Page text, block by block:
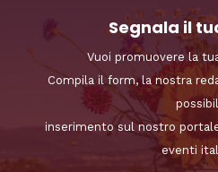
Segnala il
Vuoi promuovere la
Compila il form, la nostra
inserimento sul nostro
eventi